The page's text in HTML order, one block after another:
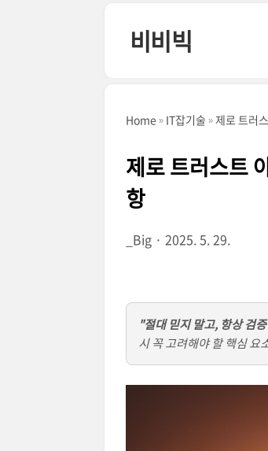
비비빅
Home IT잡기술 제로 트러
제로 트러스트
항
_Big 2025. 5. 29.
"절대 믿지 말고, 항상 검
시 꼭 고려해야 할 핵심 요